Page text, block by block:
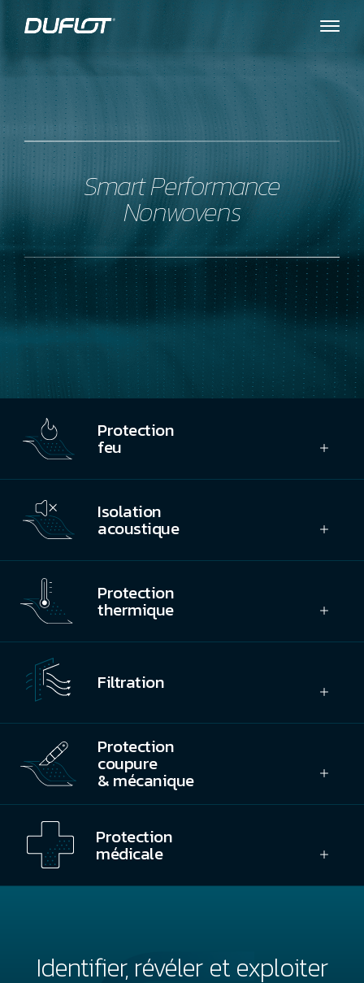
Smart Performance
Nonwovens
Protection
feu
Isolation
acoustique
Protection
thermique
Filtration
Protection
coupure
& mécanique
Protection
médicale
Identifier, révéler et exploiter